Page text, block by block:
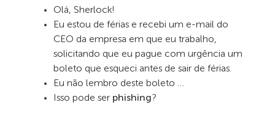
Olá, Sherlock!
Eu estou de férias e recebi um e-mail do
CEO da empresa em que eu trabalho,
solicitando que eu pague com urgência um
boleto que esqueci antes de sair de férias.
Eu não lembro deste boleto …
Isso pode ser phishing?